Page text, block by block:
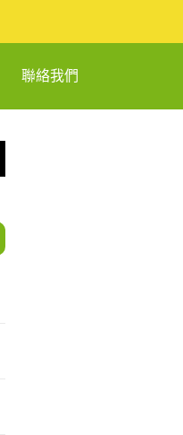
聯絡我們